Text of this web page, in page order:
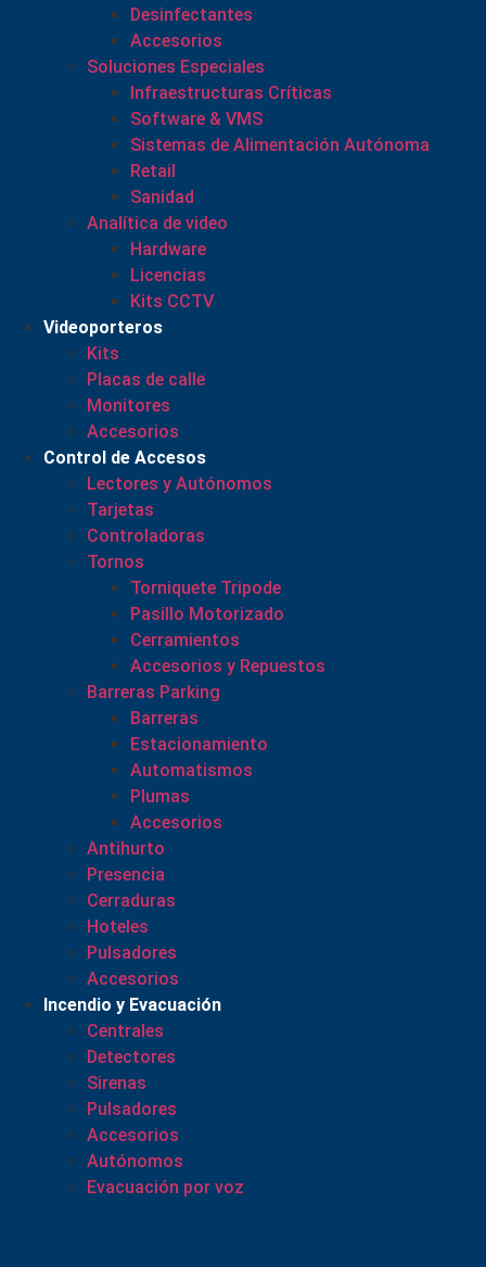
Desinfectantes
Accesorios
Soluciones Especiales
Infraestructuras Críticas
Software & VMS
Sistemas de Alimentación Autónoma
Retail
Sanidad
Analítica de video
Hardware
Licencias
Kits CCTV
Videoporteros
Kits
Placas de calle
Monitores
Accesorios
Control de Accesos
Lectores y Autónomos
Tarjetas
Controladoras
Tornos
Torniquete Tripode
Pasillo Motorizado
Cerramientos
Accesorios y Repuestos
Barreras Parking
Barreras
Estacionamiento
Automatismos
Plumas
Accesorios
Antihurto
Presencia
Cerraduras
Hoteles
Pulsadores
Accesorios
Incendio y Evacuación
Centrales
Detectores
Sirenas
Pulsadores
Accesorios
Autónomos
Evacuación por voz